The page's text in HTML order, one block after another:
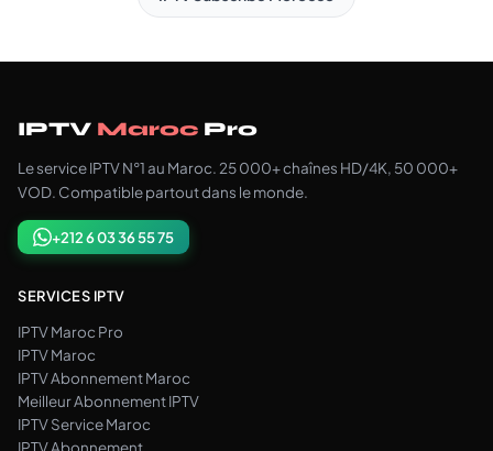
IPTV Maroc Pro
Le service IPTV N°1 au Maroc. 25 000+ chaînes HD/4K, 50 000+
VOD. Compatible partout dans le monde.
+212 6 03 36 55 75
SERVICES IPTV
IPTV Maroc Pro
IPTV Maroc
IPTV Abonnement Maroc
Meilleur Abonnement IPTV
IPTV Service Maroc
IPTV Abonnement